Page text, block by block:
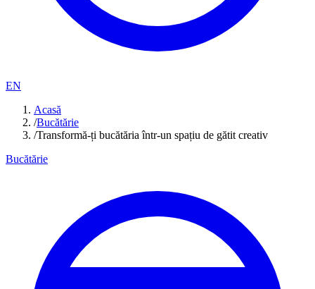
EN
Acasă
/Bucătărie
/Transformă-ți bucătăria într-un spațiu de gătit creativ
Bucătărie